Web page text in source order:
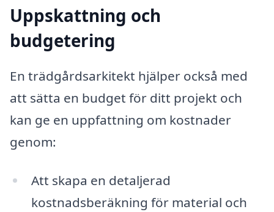
Uppskattning och
budgetering
En trädgårdsarkitekt hjälper också med
att sätta en budget för ditt projekt och
kan ge en uppfattning om kostnader
genom:
Att skapa en detaljerad
kostnadsberäkning för material och